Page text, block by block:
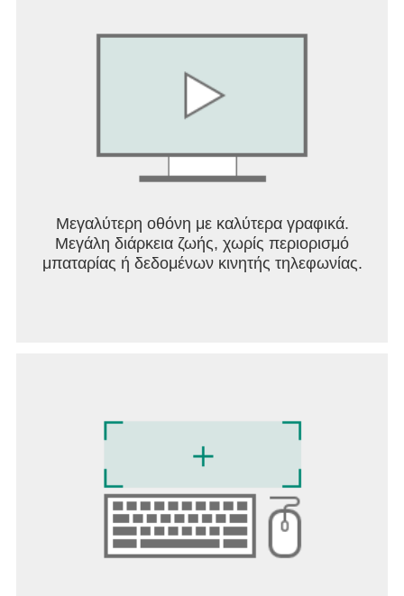
Μεγαλύτερη οθόνη με καλύτερα γραφικά.
Μεγάλη διάρκεια ζωής, χωρίς περιορισμό
μπαταρίας ή δεδομένων κινητής τηλεφωνίας.